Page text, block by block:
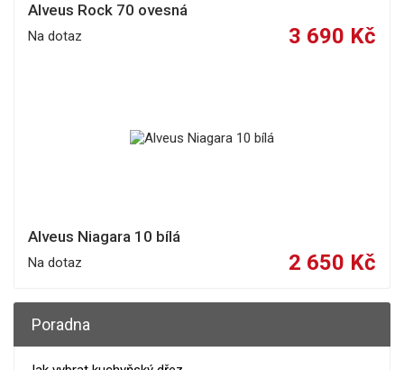
Alveus Rock 70 ovesná
Na dotaz 3 690 Kč
Alveus Niagara 10 bílá
Na dotaz 2 650 Kč
Poradna